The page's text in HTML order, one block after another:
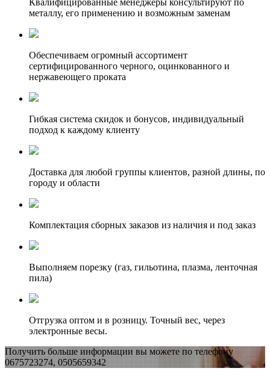
Квалифицированные менеджеры консультируют по
металлу, его применению и возможным заменам
Обеспечиваем огромный ассортимент
сертифицированного черного, оцинкованного и
нержавеющего проката
Гибкая система скидок и бонусов, индивидуальный
подход к каждому клиенту
Доставка для любой группы клиентов, разной длины, по
городу и области
Комплектация сборных заказов из наличия и под заказ
Выполняем порезку (газ, гильотина, плазма, ленточная
пила)
Отгрузка оптом и в розницу. Точный вес, через
электронные весы.
Получить больше информации вы можете по телефону
0675723274, 0505659342